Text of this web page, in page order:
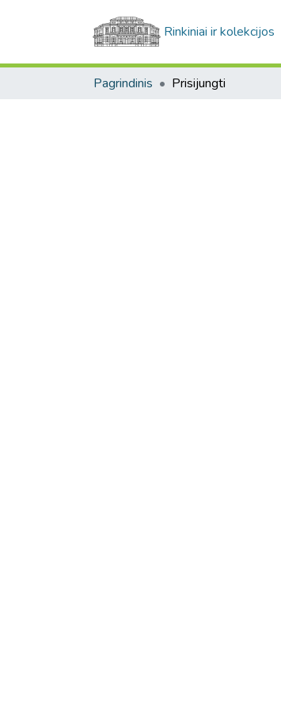
Rinkiniai ir kolekcijos
Pagrindinis Prisijungti